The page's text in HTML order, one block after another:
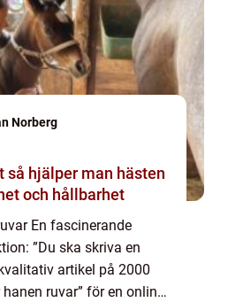
Norberg
och hållbarhet
En fascinerande
”Du ska skriva en
artikel på 2000
ruvar” för en online